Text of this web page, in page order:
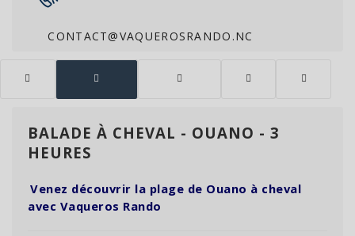
CONTACT@VAQUEROSRANDO.NC
BALADE À CHEVAL - OUANO - 3
HEURES
Venez découvrir la plage de Ouano à cheval
avec Vaqueros Rando